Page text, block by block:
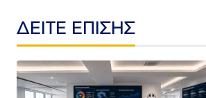
ΔΕΙΤΕ ΕΠΙΣΗΣ